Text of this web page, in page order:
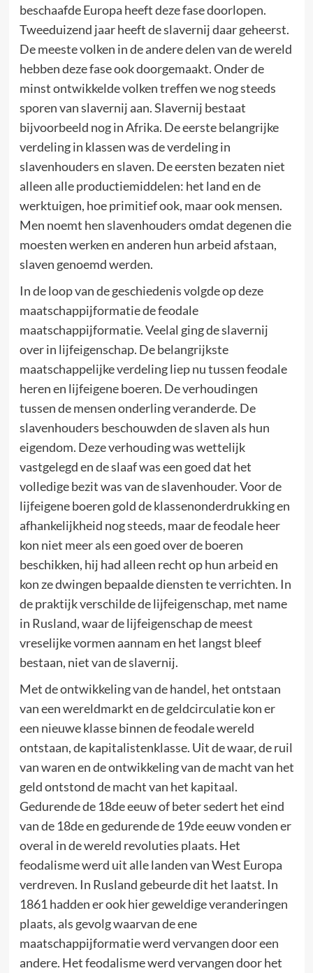
beschaafde Europa heeft deze fase doorlopen.
Tweeduizend jaar heeft de slavernij daar geheerst.
De meeste volken in de andere delen van de wereld
hebben deze fase ook doorgemaakt. Onder de
minst ontwikkelde volken treffen we nog steeds
sporen van slavernij aan. Slavernij bestaat
bijvoorbeeld nog in Afrika. De eerste belangrijke
verdeling in klassen was de verdeling in
slavenhouders en slaven. De eersten bezaten niet
alleen alle productiemiddelen: het land en de
werktuigen, hoe primitief ook, maar ook mensen.
Men noemt hen slavenhouders omdat degenen die
moesten werken en anderen hun arbeid afstaan,
slaven genoemd werden.
In de loop van de geschiedenis volgde op deze
maatschappijformatie de feodale
maatschappijformatie. Veelal ging de slavernij
over in lijfeigenschap. De belangrijkste
maatschappelijke verdeling liep nu tussen feodale
heren en lijfeigene boeren. De verhoudingen
tussen de mensen onderling veranderde. De
slavenhouders beschouwden de slaven als hun
eigendom. Deze verhouding was wettelijk
vastgelegd en de slaaf was een goed dat het
volledige bezit was van de slavenhouder. Voor de
lijfeigene boeren gold de klassenonderdrukking en
afhankelijkheid nog steeds, maar de feodale heer
kon niet meer als een goed over de boeren
beschikken, hij had alleen recht op hun arbeid en
kon ze dwingen bepaalde diensten te verrichten. In
de praktijk verschilde de lijfeigenschap, met name
in Rusland, waar de lijfeigenschap de meest
vreselijke vormen aannam en het langst bleef
bestaan, niet van de slavernij.
Met de ontwikkeling van de handel, het ontstaan
van een wereldmarkt en de geldcirculatie kon er
een nieuwe klasse binnen de feodale wereld
ontstaan, de kapitalistenklasse. Uit de waar, de ruil
van waren en de ontwikkeling van de macht van het
geld ontstond de macht van het kapitaal.
Gedurende de 18de eeuw of beter sedert het eind
van de 18de en gedurende de 19de eeuw vonden er
overal in de wereld revoluties plaats. Het
feodalisme werd uit alle landen van West Europa
verdreven. In Rusland gebeurde dit het laatst. In
1861 hadden er ook hier geweldige veranderingen
plaats, als gevolg waarvan de ene
maatschappijformatie werd vervangen door een
andere. Het feodalisme werd vervangen door het